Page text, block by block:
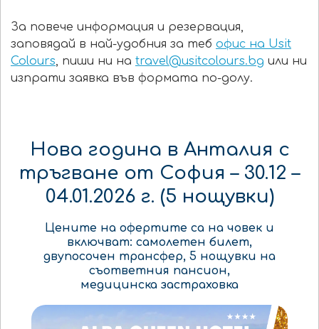
За повече информация и резервация,
заповядай в най-удобния за теб офис на Usit
Colours, пиши ни на travel@usitcolours.bg или ни
изпрати заявка във формата по-долу.
Нова година в Анталия с
тръгване от София – 30.12 –
04.01.2026 г. (5 нощувки)
Цените на офертите са на човек и
включват: самолетен билет,
двупосочен трансфер, 5 нощувки на
съответния пансион,
медицинска застраховка